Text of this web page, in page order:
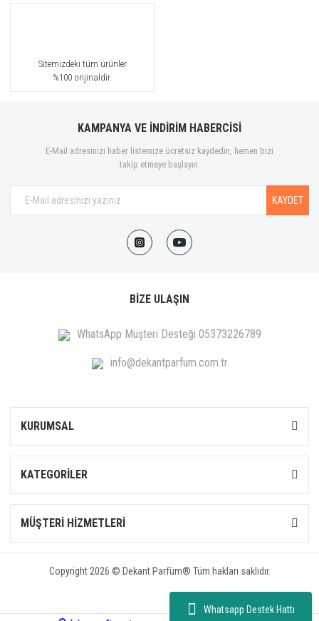
Whatsapp Destek Hattı
Sitemizdeki tüm ürünler
%100 orijinaldir.
KAMPANYA VE İNDİRİM HABERCİSİ
E-Mail adresinizi haber listemize ücretsiz kaydedin, hemen bizi
takip etmeye başlayın.
KAYDET
BİZE ULAŞIN
WhatsApp Müşteri Desteği 05373226789
info@dekantparfum.com.tr
KURUMSAL
KATEGORİLER
MÜŞTERİ HİZMETLERİ
Copyright 2026 © Dekant Parfüm® Tüm hakları saklıdır.